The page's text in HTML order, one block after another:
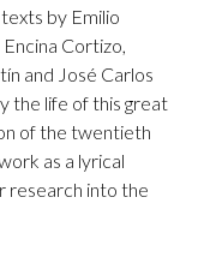
by Emilio
Cortizo,
and José Carlos
the life of this great
of the twentieth
as a lyrical
research into the